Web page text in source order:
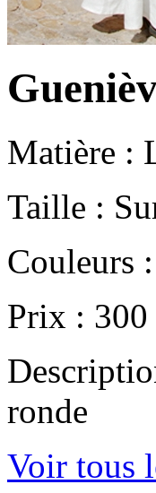
Matière :
Taille :
Couleurs
Prix : 300
ronde
Voir tous